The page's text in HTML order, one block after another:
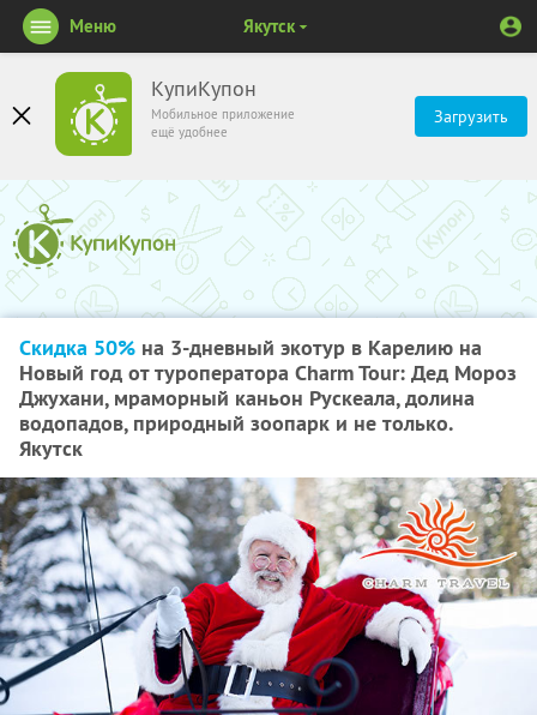
КупиКупон
Мобильное приложение
ещё удобнее
Загрузить
Меню Якутск
Скидка 50% на 3-дневный экотур в Карелию на
Новый год от туроператора Charm Tour: Дед Мороз
Джухани, мраморный каньон Рускеала, долина
водопадов, природный зоопарк и не только.
Якутск